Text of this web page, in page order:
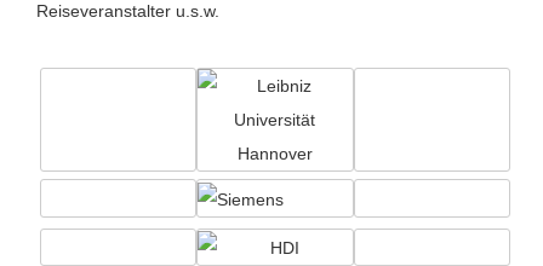
Reiseveranstalter u.s.w.